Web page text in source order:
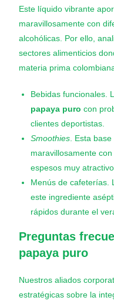
Este líquido vibrante
maravillosamente con
alcohólicas. Por ello,
sectores alimenticios
materia prima
Bebidas funcionales.
papaya puro con
clientes deportistas.
Smoothies . Esta
maravillosamente
espesos muy
Menús de cafeterías.
este ingrediente
rápidos durante el
Preguntas
papaya puro
Nuestros aliados
estratégicas sobre la